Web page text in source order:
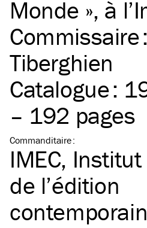
Monde », à
Commissaire
Tiberghien
Catalogue :
– 192 pages
Commanditaire:
IMEC,
de l’édition